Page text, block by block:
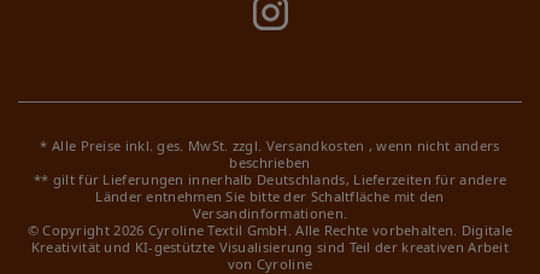
* Alle Preise inkl. ges. MwSt. zzgl. Versandkosten , wenn nicht anders
beschrieben
** gilt für Lieferungen innerhalb Deutschlands, Lieferzeiten für andere
Länder entnehmen Sie bitte der Schaltfläche mit den
Versandinformationen.
© Copyright 2026 Cyroline Textil GmbH. Alle Rechte vorbehalten. Digitale
Kreativität und KI-gestützte Visualisierung sind Teil der kreativen Arbeit
von Cyroline